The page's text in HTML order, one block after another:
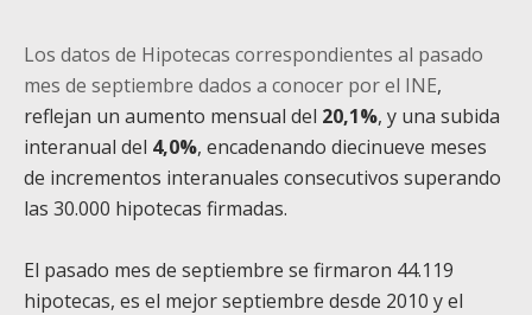
Los datos de Hipotecas correspondientes al pasado
mes de septiembre dados a conocer por el INE,
reflejan un aumento mensual del 20,1%, y una subida
interanual del 4,0%, encadenando diecinueve meses
de incrementos interanuales consecutivos superando
las 30.000 hipotecas firmadas.
El pasado mes de septiembre se firmaron 44.119
hipotecas, es el mejor septiembre desde 2010 y el